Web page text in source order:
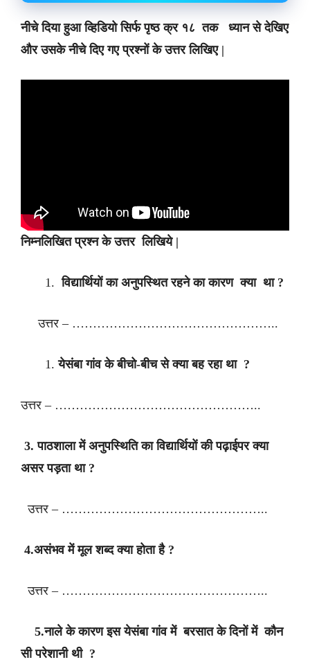
नीचे दिया हुआ व्हिडियो सिर्फ पृष्ठ क्र १८ तक ध्यान से देखिए
और उसके नीचे दिए गए प्रश्नों के उत्तर लिखिए |
निम्नलिखित प्रश्न के उत्तर लिखिये |
विद्यार्थियों का अनुपस्थित रहने का कारण क्या था ?
उत्तर – …………………………………………..
येसंबा गांव के बीचो-बीच से क्या बह रहा था ?
उत्तर – …………………………………………..
3. पाठशाला में अनुपस्थिति का विद्यार्थियों की पढ़ाईपर क्या
असर पड़ता था ?
उत्तर – …………………………………………..
4.असंभव में मूल शब्द क्या होता है ?
उत्तर – …………………………………………..
5.नाले के कारण इस येसंबा गांव में बरसात के दिनों में कौन
सी परेशानी थी ?